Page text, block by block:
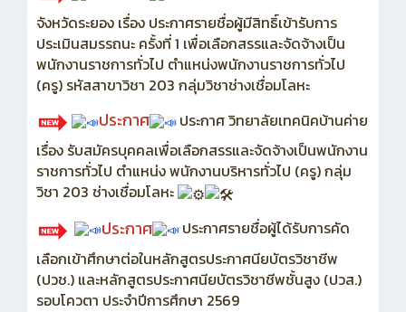
จังหวัดระยอง เรื่อง ประกาศรายชื่อผู้มีสิทธิ์เข้ารับการ
ประเมินสมรรถนะ ครั้งที่ 1 เพื่อเลือกสรรและจัดจ้างเป็น
พนักงานราชการทั่วไป ตำแหน่งพนักงานราชการทั่วไป
(ครู) รหัสสาขาวิชา 203 กลุ่มวิชาช่างเชื่อมโลหะ
ประกาศ
ประกาศ วิทยาลัยเทคนิคบ้านค่าย
เรื่อง รับสมัครบุคคลเพื่อเลือกสรรและจัดจ้างเป็นพนักงาน
ราชการทั่วไป ตำแหน่ง พนักงานบริหารทั่วไป (ครู) กลุ่ม
วิชา 203 ช่างเชื่อมโลหะ
ประกาศ
ประกาศรายชื่อผู้ได้รับการคัด
เลือกเข้าศึกษาต่อในหลักสูตรประกาศนียบัตรวิชาชีพ
(ปวช.) และหลักสูตรประกาศนียบัตรวิชาชีพชั้นสูง (ปวส.)
รอบโควตา ประจำปีการศึกษา 2569